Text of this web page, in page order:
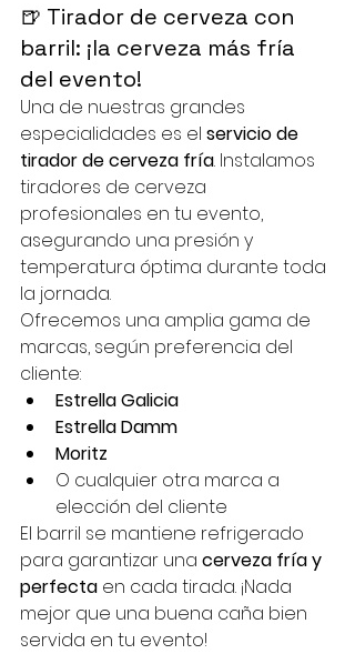
🍺 Tirador de cerveza con
barril: ¡la cerveza más fría
del evento!
Una de nuestras grandes
especialidades es el servicio de
tirador de cerveza fría. Instalamos
tiradores de cerveza
profesionales en tu evento,
asegurando una presión y
temperatura óptima durante toda
la jornada.
Ofrecemos una amplia gama de
marcas, según preferencia del
cliente:
Estrella Galicia
Estrella Damm
Moritz
O cualquier otra marca a
elección del cliente
El barril se mantiene refrigerado
para garantizar una cerveza fría y
perfecta en cada tirada. ¡Nada
mejor que una buena caña bien
servida en tu evento!